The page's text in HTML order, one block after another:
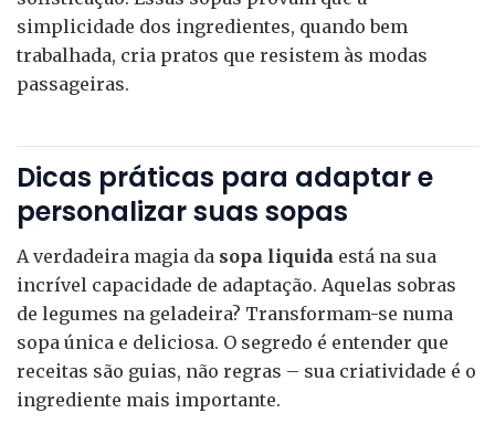
simplicidade dos ingredientes, quando bem
trabalhada, cria pratos que resistem às modas
passageiras.
Dicas práticas para adaptar e
personalizar suas sopas
A verdadeira magia da sopa liquida está na sua
incrível capacidade de adaptação. Aquelas sobras
de legumes na geladeira? Transformam-se numa
sopa única e deliciosa. O segredo é entender que
receitas são guias, não regras – sua criatividade é o
ingrediente mais importante.